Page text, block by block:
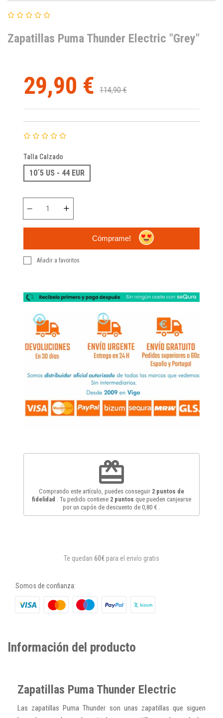
Zapatillas Puma Thunder Electric "Grey"
29,90 € 114,90 €
Talla Calzado
10´5 US - 44 EUR
Cómprame!
Añadir a favoritos
redeem
Comprando este artículo, puedes conseguir 2 puntos de
fidelidad
. Tu pedido contiene 2 puntos que pueden canjearse
por un cupón de descuento de 0,80 €
Te quedan 60€ para el envío gratis
Somos de confianza:
Información del producto
Zapatillas Puma Thunder Electric
Las zapatillas Puma Thunder son unas zapatillas que siguen